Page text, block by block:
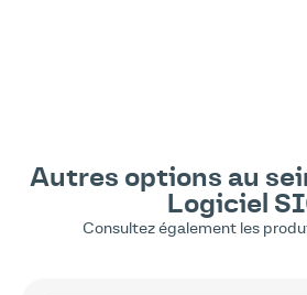
Autres options au
Logiciel
Consultez également les